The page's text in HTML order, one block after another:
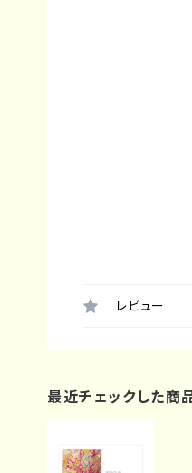
レビュー
最近チェックした商